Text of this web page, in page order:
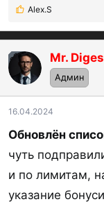
Р
а
к
ц
и
и
:
Alex.S
OP Mr.
Админ
16.04.2024
Обновлён
чуть
и по лимитам,
указание